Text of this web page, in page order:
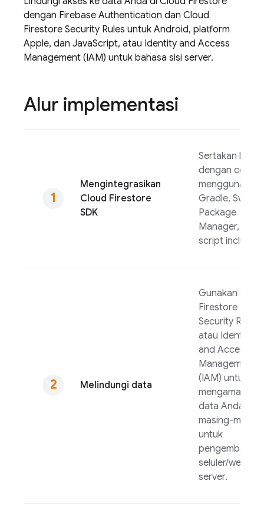
dengan Firebase Authentication dan Cloud
Firestore Security Rules untuk Android, platform
Apple, dan JavaScript, atau Identity and Access
Management (IAM) untuk bahasa sisi server.
Alur implementasi
Mengintegrasikan
Cloud Firestore
SDK
Sertakan klien
dengan cepat
menggunakan
Gradle, Swift
Package
Manager, atau
script include.
Melindungi data
Gunakan
Firestore
Security Rules
atau Identity
and Access
Management
(IAM) untuk
mengamankan
data Anda,
masing-masing
untuk
seluler/web
server.